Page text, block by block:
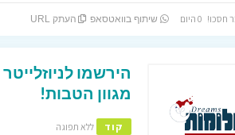
שיתוף בוואטסאפ העתק URL
הירשמו
מגוון הטבות!
קוד ללא תפוגה